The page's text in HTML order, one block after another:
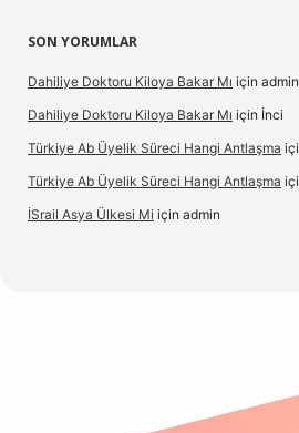
SON YORUMLAR
Dahiliye Doktoru Kiloya Bakar Mı için admin
Dahiliye Doktoru Kiloya Bakar Mı için İnci
Türkiye Ab Üyelik Süreci Hangi Antlaşma
Türkiye Ab Üyelik Süreci Hangi Antlaşma
İSrail Asya Ülkesi Mi için admin